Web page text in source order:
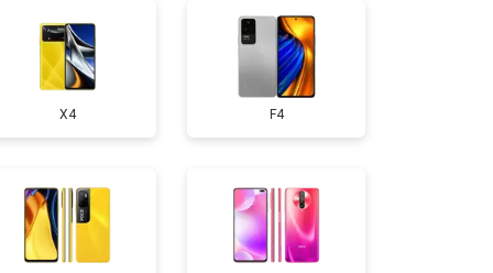
Узнать
₽ Узнать
X4 F4